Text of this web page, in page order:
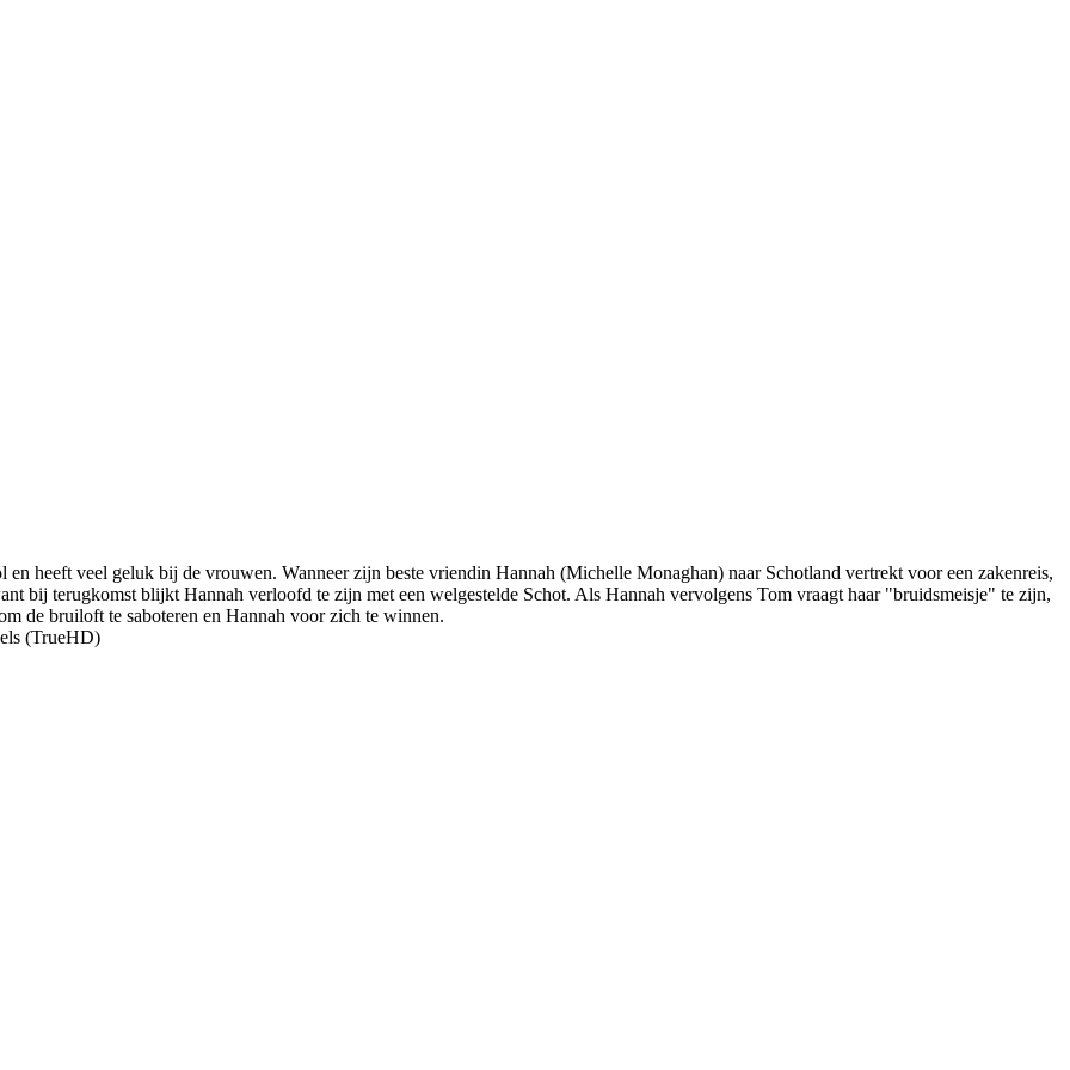
heeft veel geluk bij de vrouwen. Wanneer zijn beste vriendin Hannah (Michelle Monaghan) naar Schotland vertrekt voor een zakenreis,
bij terugkomst blijkt Hannah verloofd te zijn met een welgestelde Schot. Als Hannah vervolgens Tom vraagt haar "bruidsmeisje" te zijn,
de bruiloft te saboteren en Hannah voor zich te winnen.
(TrueHD)